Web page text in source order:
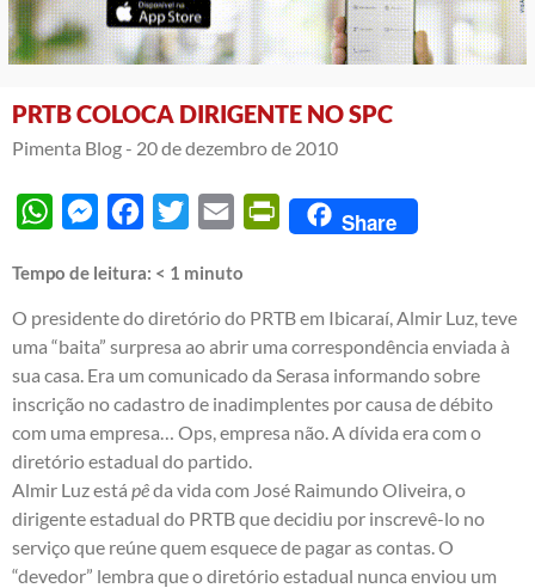
PRTB COLOCA DIRIGENTE NO SPC
Pimenta Blog - 20 de dezembro de 2010
WhatsAppMessengerFacebook
Twitter Email PrintFriendly
Share
Tempo de leitura: < 1 minuto
O presidente do diretório do PRTB em Ibicaraí, Almir Luz, teve
uma “baita” surpresa ao abrir uma correspondência enviada à
sua casa. Era um comunicado da Serasa informando sobre
inscrição no cadastro de inadimplentes por causa de débito
com uma empresa… Ops, empresa não. A dívida era com o
diretório estadual do partido.
Almir Luz está pêda vida com José Raimundo Oliveira, o
dirigente estadual do PRTB que decidiu por inscrevê-lo no
serviço que reúne quem esquece de pagar as contas. O
“devedor” lembra que o diretório estadual nunca enviou um